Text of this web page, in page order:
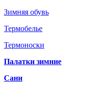
Зимняя обувь
Термобелье
Термоноски
Палатки зимние
Сани